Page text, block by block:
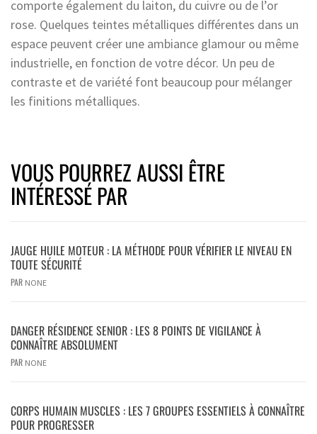
comporte également du laiton, du cuivre ou de l’or
rose. Quelques teintes métalliques différentes dans un
espace peuvent créer une ambiance glamour ou même
industrielle, en fonction de votre décor. Un peu de
contraste et de variété font beaucoup pour mélanger
les finitions métalliques.
VOUS POURREZ AUSSI ÊTRE
INTÉRESSÉ PAR
JAUGE HUILE MOTEUR : LA MÉTHODE POUR VÉRIFIER LE NIVEAU EN
TOUTE SÉCURITÉ
PAR NONE
DANGER RÉSIDENCE SENIOR : LES 8 POINTS DE VIGILANCE À
CONNAÎTRE ABSOLUMENT
PAR NONE
CORPS HUMAIN MUSCLES : LES 7 GROUPES ESSENTIELS À CONNAÎTRE
POUR PROGRESSER